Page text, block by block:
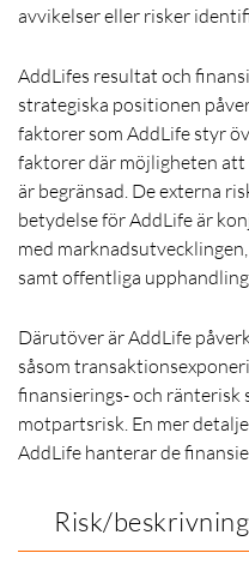
avvikelser eller risker
AddLifes resultat och
strategiska positionen
faktorer som AddLife styr
faktorer där möjligheten
är begränsad. De externa
betydelse för AddLife är
med
samt offentliga
Därutöver är AddLife
såsom
finansierings- och ränterisk
motpartsrisk. En mer
AddLife hanterar de
Risk/beskrivning